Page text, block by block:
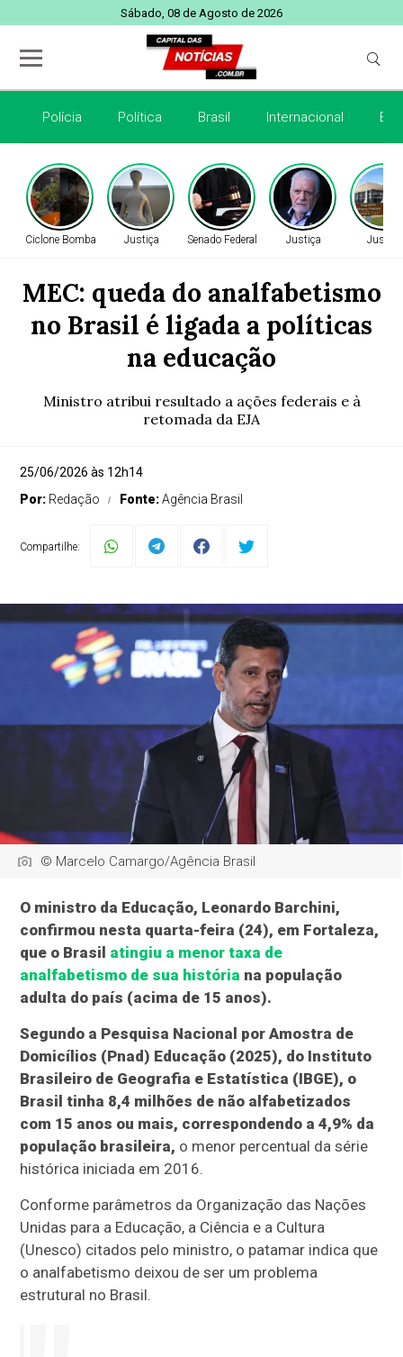
Sábado, 08 de Agosto de 2026
Polícia Política Brasil Internacional
Ciclone Bomba Justiça Senado Federal Justiça Justiça
MEC: queda do analfabetismo
no Brasil é ligada a políticas
na educação
Ministro atribui resultado a ações federais e à
retomada da EJA
25/06/2026 às 12h14
Por: Redação Fonte:Agência Brasil
Compartilhe:
© Marcelo Camargo/Agência Brasil
O ministro da Educação, Leonardo Barchini,
confirmou nesta quarta-feira (24), em Fortaleza,
que o Brasil atingiu a menor taxa de
analfabetismo de sua história na população
adulta do país (acima de 15 anos).
Segundo a Pesquisa Nacional por Amostra de
Domicílios (Pnad) Educação (2025), do Instituto
Brasileiro de Geografia e Estatística (IBGE), o
Brasil tinha 8,4 milhões de não alfabetizados
com 15 anos ou mais, correspondendo a 4,9% da
população brasileira, o menor percentual da série
histórica iniciada em 2016.
Conforme parâmetros da Organização das Nações
Unidas para a Educação, a Ciência e a Cultura
(Unesco) citados pelo ministro, o patamar indica que
o analfabetismo deixou de ser um problema
estrutural no Brasil.